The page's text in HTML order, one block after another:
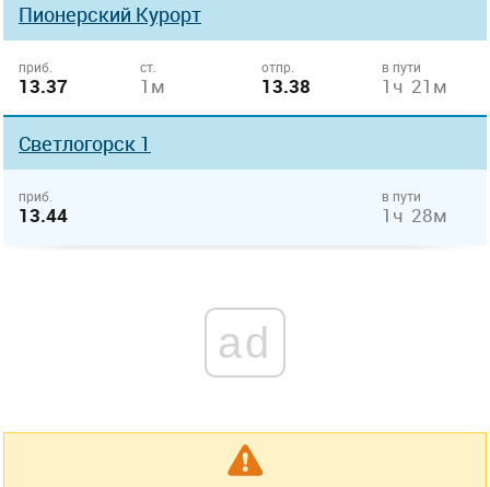
Пионерский Курорт
приб.
13.37
ст.
1м
отпр.
13.38
в пути
1ч 21м
Светлогорск 1
приб.
13.44
в пути
1ч 28м
ad